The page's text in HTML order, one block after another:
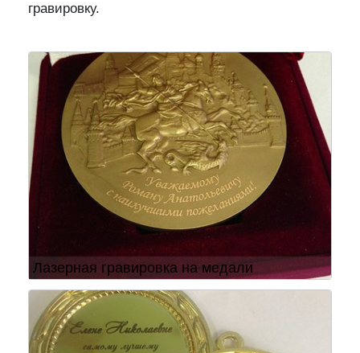
гравировку.
Лазерная гравировка на медали